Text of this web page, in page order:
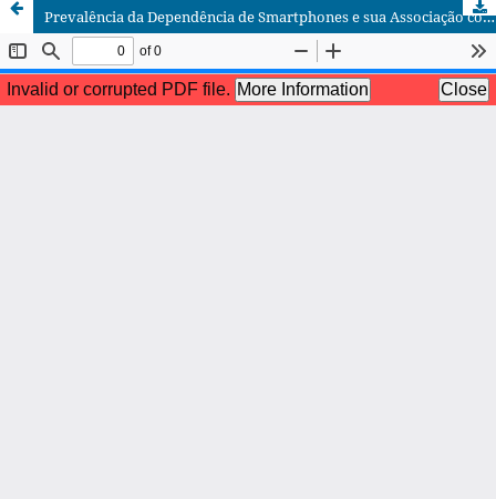
Prevalência da Dependência de Smartphones e sua Associação com Aspectos do Sono em Universitários Goianos